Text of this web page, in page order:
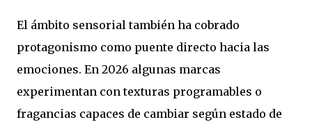
El ámbito sensorial también ha cobrado
protagonismo como puente directo hacia las
emociones. En 2026 algunas marcas
experimentan con texturas programables o
fragancias capaces de cambiar según estado de